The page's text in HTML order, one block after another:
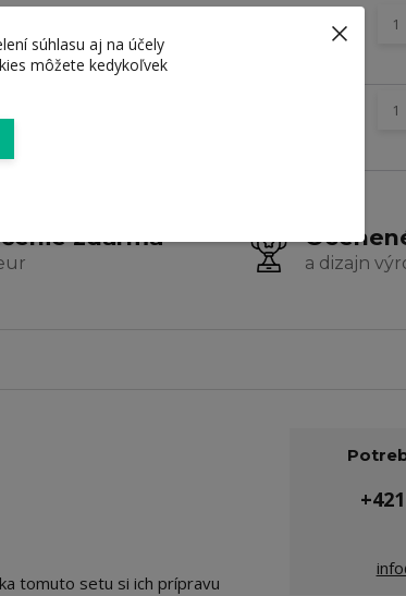
zdarma
a dizajn
tomuto setu si ich prípravu
súhlasu aj na účely
môžete kedykoľvek